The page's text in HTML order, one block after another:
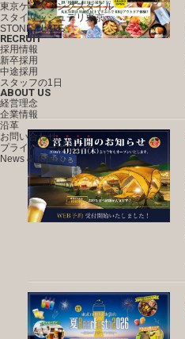
東京ケータリングスタイル
スタイリッシュデリ東京
STONE PLATE
RECRUIT
採用情報
新卒採用
中途採用
スタッフの1日
ABOUT US
経営理念
企業情報
沿革
お問い合わせ
プライバシーポリシー
News & Topics